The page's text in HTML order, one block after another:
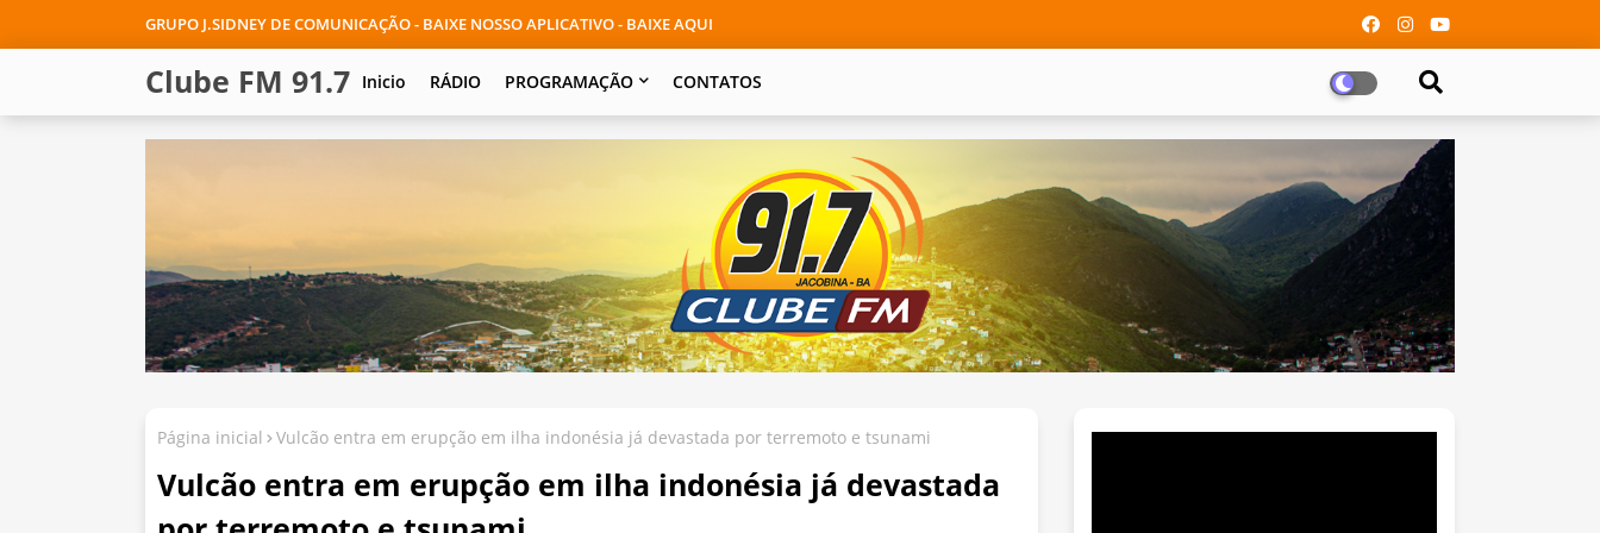
GRUPO J.SIDNEY DE COMUNICAÇÃO - BAIXE NOSSO APLICATIVO - BAIXE AQUI
Clube FM 91.7 Inicio RÁDIO PROGRAMAÇÃO CONTATOS
Página inicial Vulcão entra em erupção em ilha indonésia já devastada por terremoto e tsunami
Vulcão entra em erupção em ilha indonésia já devastada